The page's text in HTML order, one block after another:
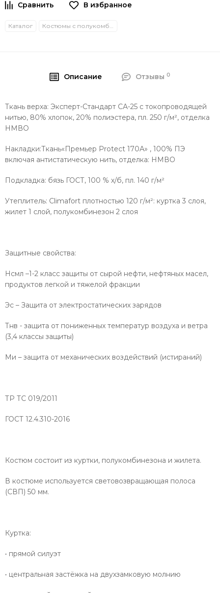
В избранное
Каталог Костюмы с полукомбинезонами
Описание Отзывы 0
Ткань верха: Эксперт-Стандарт СА-25 с токопроводящей
нитью, 80% хлопок, 20% полиэстера, пл. 250 г/м², отделка
НМВО
Накладки:Ткань«Премьер Protect 170А» , 100% ПЭ
включая антистатическую нить, отделка: НМВО
Подкладка: бязь ГОСТ, 100 % х/б, пл. 140 г/м²
Утеплитель: Climafort плотностью 120 г/м²: куртка 3 слоя,
жилет 1 слой, полукомбинезон 2 слоя
Защитные свойства:
Нсмл –1-2 класс защиты от сырой нефти, нефтяных масел,
продуктов легкой и тяжелой фракции
Эс – Защита от электростатических зарядов
Тнв - защита от пониженных температур воздуха и ветра
(3,4 классы защиты)
Ми – защита от механических воздействий (истираний)
ТР ТС 019/2011
ГОСТ 12.4.310-2016
Костюм состоит из куртки, полукомбинезона и жилета.
В костюме используется световозвращающая полоса
(СВП) 50 мм.
Куртка:
• прямой силуэт
• центральная застёжка на двухзамковую молнию